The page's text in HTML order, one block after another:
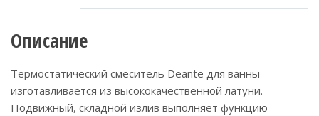
Описание
Термостатический смеситель Deante для ванны
изготавливается из высококачественной латуни.
Подвижный, складной излив выполняет функцию